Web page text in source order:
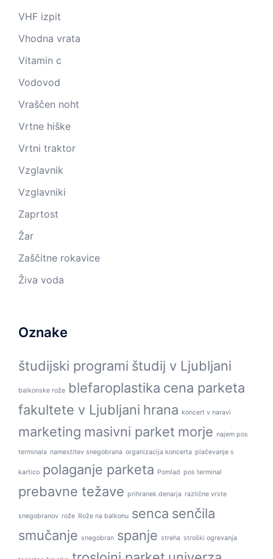
VHF izpit
Vhodna vrata
Vitamin c
Vodovod
Vraščen noht
Vrtne hiške
Vrtni traktor
Vzglavnik
Vzglavniki
Zaprtost
Žar
Zaščitne rokavice
Živa voda
Oznake
študijski programi študij v Ljubljani
balkonske rože blefaroplastika cena parketa
fakultete v Ljubljani hrana koncert v naravi
marketing masivni parket morje najem pos
terminala namestitev snegobrana organizacija koncerta plačevanje s
kartico polaganje parketa Pomlad pos terminal
prebavne težave prihranek denarja različne vrste
snegobranov rože Rože na balkonu senca senčila
smučanje snegobran spanje streha stroški ogrevanja